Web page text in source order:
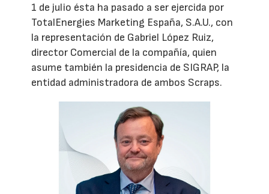
1 de julio ésta ha pasado a ser ejercida por
TotalEnergies Marketing España, S.A.U., con
la representación de Gabriel López Ruiz,
director Comercial de la compañía, quien
asume también la presidencia de SIGRAP, la
entidad administradora de ambos Scraps.